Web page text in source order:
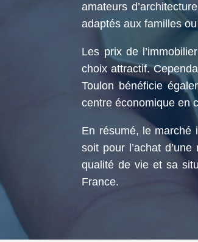
amateurs
adaptés aux familles
Les prix de
choix attractif.
Toulon bénéficie
centre économique en
En résumé, le marché
soit pour l’achat
qualité de vie et sa
France.